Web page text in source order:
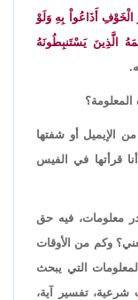
أَذَاعُواْ بِهِ وَلَوْ
الَّذِينَ يَسْتَنبِطُونَهُ
الإيميل أو شفتها
قرأتها في الفيس
معلومات، فيه حق
وكم من الأوقات
التي يبحث
شرعية، تفسير آية،